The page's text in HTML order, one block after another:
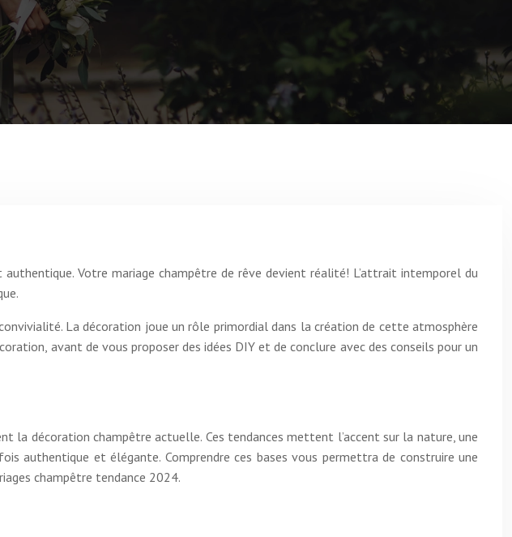
Votre mariage champêtre de rêve devient réalité! L’attrait intemporel du
La décoration joue un rôle primordial dans la création de cette atmosphère
avant de vous proposer des idées DIY et de conclure avec des conseils pour un
la décoration champêtre actuelle. Ces tendances mettent l’accent sur la nature, une
authentique et élégante. Comprendre ces bases vous permettra de construire une
champêtre tendance 2024.